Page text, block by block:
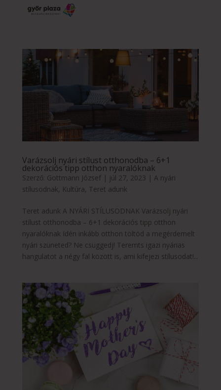
Varázsolj nyári stílust otthonodba – 6+1
dekorációs tipp otthon nyaralóknak
Szerző: Gottmann József| júl 27, 2023 | A nyári
stílusodnak, Kultúra, Teret adunk
Teret adunk A NYÁRI STÍLUSODNAK Varázsolj nyári
stílust otthonodba – 6+1 dekorációs tipp otthon
nyaralóknak Idén inkább otthon töltöd a megérdemelt
nyári szüneted? Ne csüggedj! Teremts igazi nyárias
hangulatot a négy fal között is, ami kifejezi stílusodat!...